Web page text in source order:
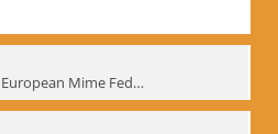
2. Kongress der European Mime Federation: „Rekonstruktion/Innovation“, Berlin Mai 1993 - interne Signatur: BM-prt-90-1